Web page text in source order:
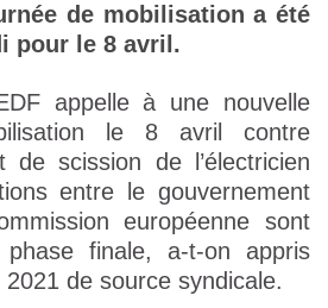
de mobilisation a été
pour le 8 avril.
appelle à une nouvelle
le 8 avril contre
de scission de l’électricien
entre le gouvernement
européenne sont
finale, a-t-on appris
de source syndicale.